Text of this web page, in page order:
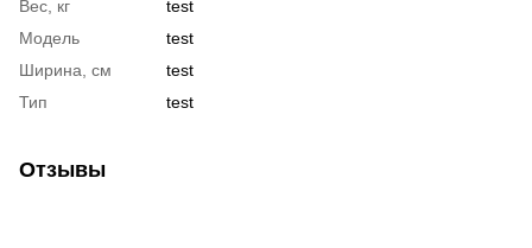
Вес, кг
test
Модель
test
Ширина, см
test
Тип
test
Отзывы